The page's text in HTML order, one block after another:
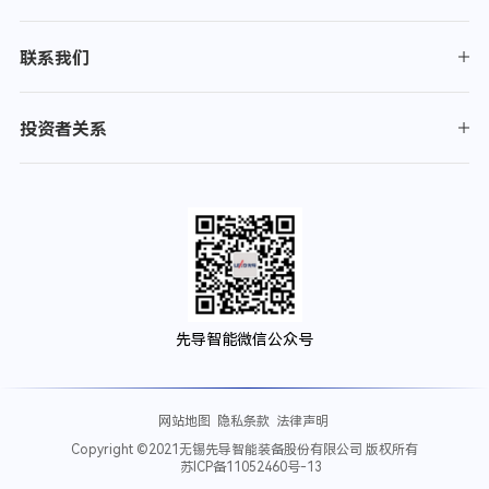
联系我们
投资者关系
先导智能微信公众号
网站地图 隐私条款 法律声明
Copyright ©2021无锡先导智能装备股份有限公司 版权所有
苏ICP备11052460号-13